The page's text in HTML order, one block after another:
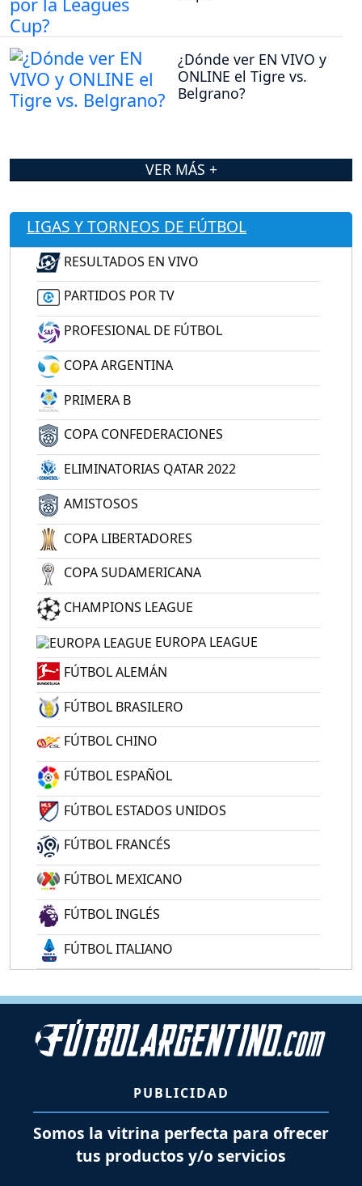
¿Dónde ver EN VIVO y
ONLINE el Tigre vs.
Belgrano?
VER MÁS +
LIGAS Y TORNEOS DE FÚTBOL
RESULTADOS EN VIVO
PARTIDOS POR TV
PROFESIONAL DE FÚTBOL
COPA ARGENTINA
PRIMERA B
COPA CONFEDERACIONES
ELIMINATORIAS QATAR 2022
AMISTOSOS
COPA LIBERTADORES
COPA SUDAMERICANA
CHAMPIONS LEAGUE
EUROPA LEAGUE
FÚTBOL ALEMÁN
FÚTBOL BRASILERO
FÚTBOL CHINO
FÚTBOL ESPAÑOL
FÚTBOL ESTADOS UNIDOS
FÚTBOL FRANCÉS
FÚTBOL MEXICANO
FÚTBOL INGLÉS
FÚTBOL ITALIANO
PUBLICIDAD
Somos la vitrina perfecta para ofrecer
tus productos y/o servicios